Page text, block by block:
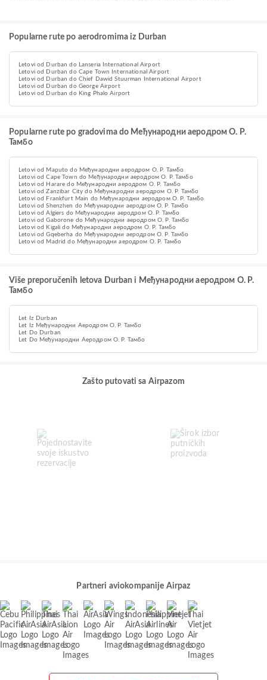
Popularne rute po aerodromima iz Durban
Letovi od Durban do Lanseria International Airport
Letovi od Durban do Cape Town International Airport
Letovi od Durban do Chief Dawid Stuurman International Airport
Letovi od Durban do George Airport
Letovi od Durban do King Phalo Airport
Popularne rute po gradovima do Међународни аеродром О. Р.
Тамбо
Letovi od Maputo do Међународни аеродром О. Р. Тамбо
Letovi od Cape Town do Међународни аеродром О. Р. Тамбо
Letovi od Harare do Међународни аеродром О. Р. Тамбо
Letovi od Zanzibar City do Међународни аеродром О. Р. Тамбо
Letovi od Frankfurt Main do Међународни аеродром О. Р. Тамбо
Letovi od Shenzhen do Међународни аеродром О. Р. Тамбо
Letovi od Algiers do Међународни аеродром О. Р. Тамбо
Letovi od Gaborone do Међународни аеродром О. Р. Тамбо
Letovi od Kigali do Међународни аеродром О. Р. Тамбо
Letovi od Gqeberha do Међународни аеродром О. Р. Тамбо
Letovi od Madrid do Међународни аеродром О. Р. Тамбо
Više preporučenih letova Durban i Међународни аеродром О. Р.
Тамбо
Let Iz Durban
Let Iz Међународни Аеродром О. Р. Тамбо
Let Do Durban
Let Do Међународни Аеродром О. Р. Тамбо
Zašto putovati sa Airpazom
Partneri aviokompanije Airpaz